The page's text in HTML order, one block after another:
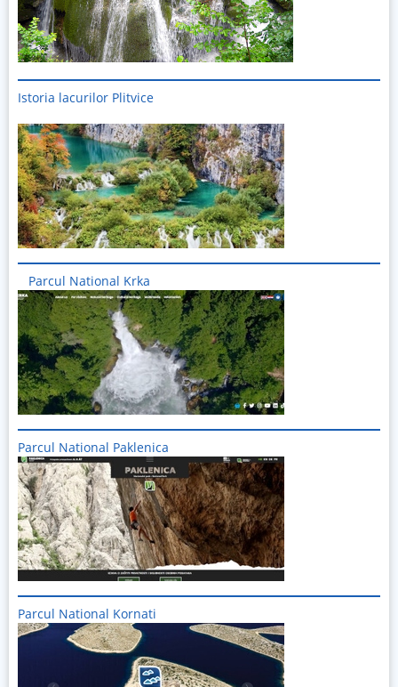
Istoria lacurilor Plitvice
Imagine
Parcul National Krka
Imagine
Parcul National Paklenica
Imagine
Parcul National Kornati
Imagine